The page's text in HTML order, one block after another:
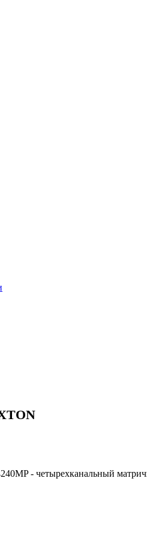
- четырехканальный